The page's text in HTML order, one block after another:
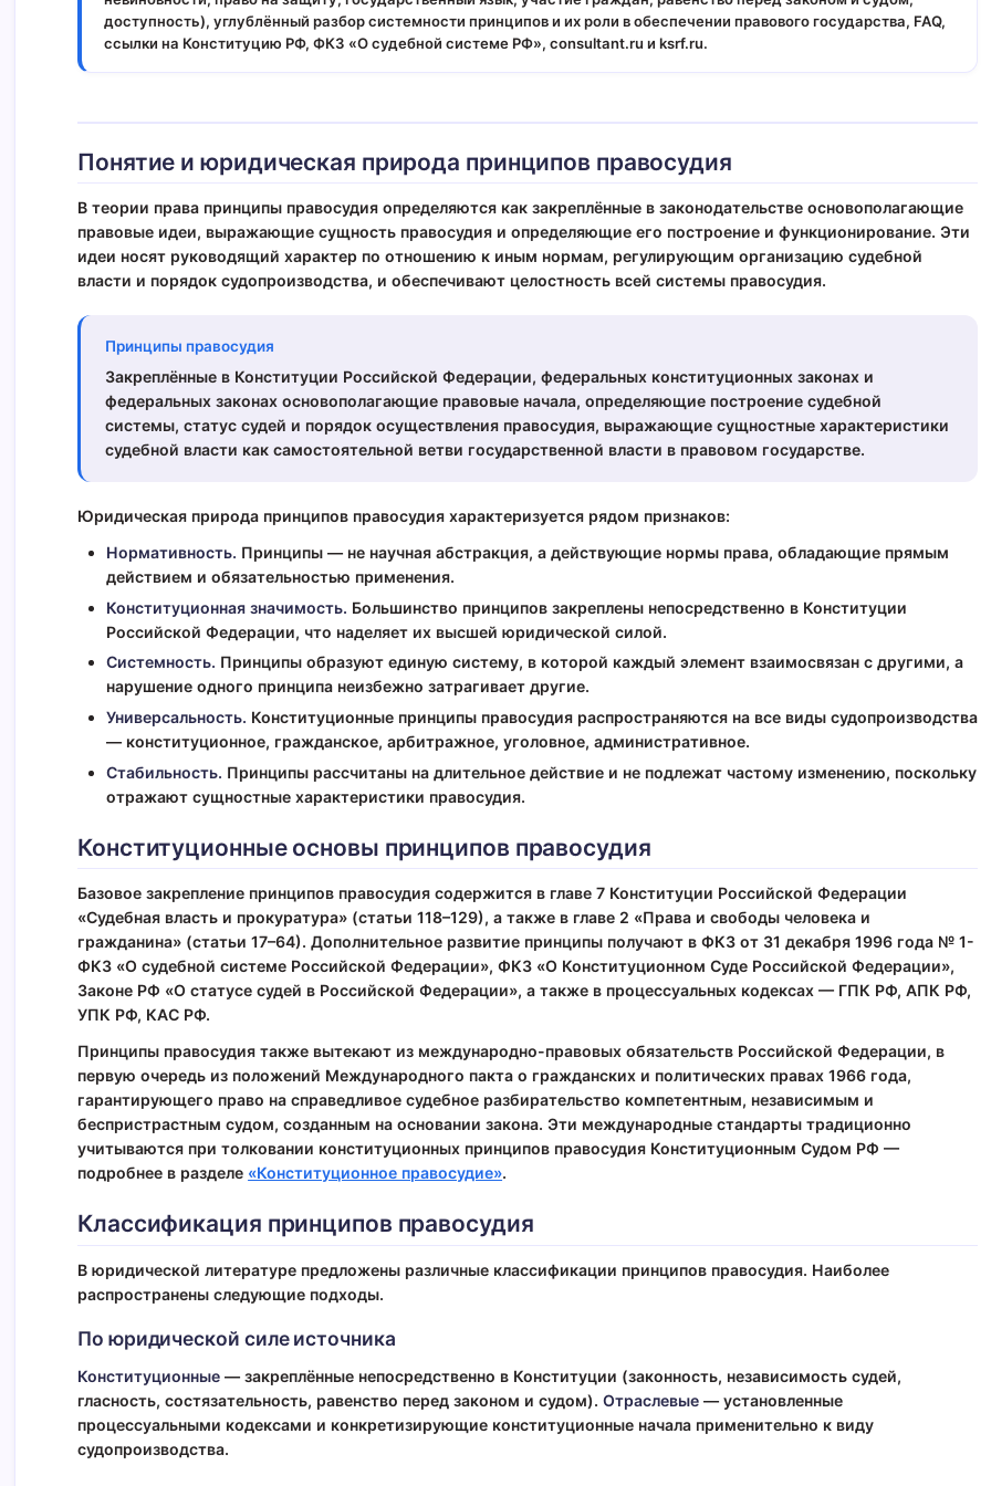
доступность), углублённый разбор системности принципов и их роли в обеспечении правового государства, FAQ,
ссылки на Конституцию РФ, ФКЗ «О судебной системе РФ», consultant.ru и ksrf.ru.
Понятие и юридическая природа принципов правосудия
В теории права принципы правосудия определяются как закреплённые в законодательстве основополагающие
правовые идеи, выражающие сущность правосудия и определяющие его построение и функционирование. Эти
идеи носят руководящий характер по отношению к иным нормам, регулирующим организацию судебной
власти и порядок судопроизводства, и обеспечивают целостность всей системы правосудия.
Принципы правосудия
Закреплённые в Конституции Российской Федерации, федеральных конституционных законах и
федеральных законах основополагающие правовые начала, определяющие построение судебной
системы, статус судей и порядок осуществления правосудия, выражающие сущностные характеристики
судебной власти как самостоятельной ветви государственной власти в правовом государстве.
Юридическая природа принципов правосудия характеризуется рядом признаков:
Нормативность. Принципы — не научная абстракция, а действующие нормы права, обладающие прямым
действием и обязательностью применения.
Конституционная значимость. Большинство принципов закреплены непосредственно в Конституции
Российской Федерации, что наделяет их высшей юридической силой.
Системность. Принципы образуют единую систему, в которой каждый элемент взаимосвязан с другими, а
нарушение одного принципа неизбежно затрагивает другие.
Универсальность. Конституционные принципы правосудия распространяются на все виды судопроизводства
— конституционное, гражданское, арбитражное, уголовное, административное.
Стабильность. Принципы рассчитаны на длительное действие и не подлежат частому изменению, поскольку
отражают сущностные характеристики правосудия.
Конституционные основы принципов правосудия
Базовое закрепление принципов правосудия содержится в главе 7 Конституции Российской Федерации
«Судебная власть и прокуратура» (статьи 118–129), а также в главе 2 «Права и свободы человека и
гражданина» (статьи 17–64). Дополнительное развитие принципы получают в ФКЗ от 31 декабря 1996 года № 1-
ФКЗ «О судебной системе Российской Федерации», ФКЗ «О Конституционном Суде Российской Федерации»,
Законе РФ «О статусе судей в Российской Федерации», а также в процессуальных кодексах — ГПК РФ, АПК РФ,
УПК РФ, КАС РФ.
Принципы правосудия также вытекают из международно-правовых обязательств Российской Федерации, в
первую очередь из положений Международного пакта о гражданских и политических правах 1966 года,
гарантирующего право на справедливое судебное разбирательство компетентным, независимым и
беспристрастным судом, созданным на основании закона. Эти международные стандарты традиционно
учитываются при толковании конституционных принципов правосудия Конституционным Судом РФ —
подробнее в разделе «Конституционное правосудие».
Классификация принципов правосудия
В юридической литературе предложены различные классификации принципов правосудия. Наиболее
распространены следующие подходы.
По юридической силе источника
Конституционные — закреплённые непосредственно в Конституции (законность, независимость судей,
гласность, состязательность, равенство перед законом и судом).Отраслевые — установленные
процессуальными кодексами и конкретизирующие конституционные начала применительно к виду
судопроизводства.